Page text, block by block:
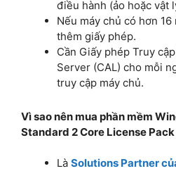
điều hành (ảo hoặc vật
Nếu máy chủ có hơn
thêm giấy phép.
Cần Giấy phép Truy
Server (CAL) cho mỗi
truy cập máy chủ.
Vì sao nên mua phần mềm
Standard 2 Core License
Là Solutions Partner